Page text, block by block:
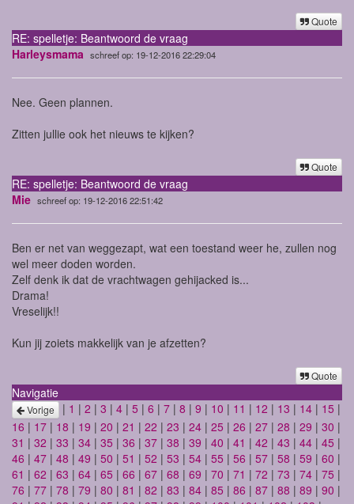
Quote
RE: spelletje: Beantwoord de vraag
Harleysmama schreef op: 19-12-2016 22:29:04
Nee. Geen plannen.
Zitten jullie ook het nieuws te kijken?
Quote
RE: spelletje: Beantwoord de vraag
Mie schreef op: 19-12-2016 22:51:42
Ben er net van weggezapt, wat een toestand weer he, zullen nog
wel meer doden worden.
Zelf denk ik dat de vrachtwagen gehijacked is...
Drama!
Vreselijk!!
Kun jij zoiets makkelijk van je afzetten?
Quote
Navigatie
Vorige | 1 | 2 | 3 | 4 | 5 | 6 | 7 | 8 | 9 | 10 | 11 | 12 | 13 | 14 | 15 |
16 | 17 | 18 | 19 | 20 | 21 | 22 | 23 | 24 | 25 | 26 | 27 | 28 | 29 | 30 |
31 | 32 | 33 | 34 | 35 | 36 | 37 | 38 | 39 | 40 | 41 | 42 | 43 | 44 | 45 |
46 | 47 | 48 | 49 | 50 | 51 | 52 | 53 | 54 | 55 | 56 | 57 | 58 | 59 | 60 |
61 | 62 | 63 | 64 | 65 | 66 | 67 | 68 | 69 | 70 | 71 | 72 | 73 | 74 | 75 |
76 | 77 | 78 | 79 | 80 | 81 | 82 | 83 | 84 | 85 | 86 | 87 | 88 | 89 | 90 |